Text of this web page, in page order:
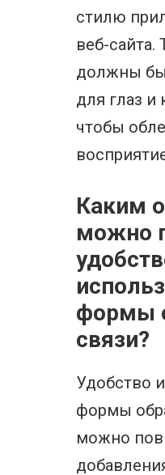
стилю
веб-сайта.
должны
для глаз
чтобы
Каким
можно
формы
связи?
Удобство
формы
можно